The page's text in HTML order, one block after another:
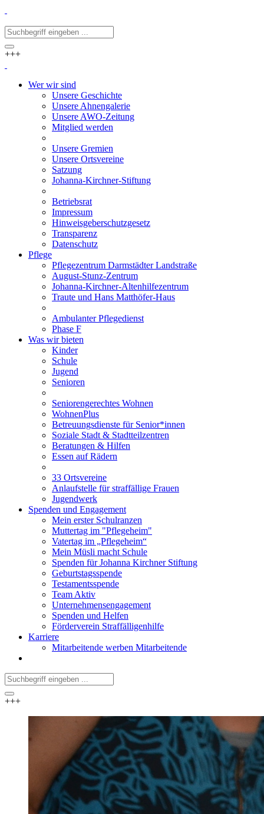
+++
Wer wir sind
Unsere Geschichte
Unsere Ahnengalerie
Unsere AWO-Zeitung
Mitglied werden
Unsere Gremien
Unsere Ortsvereine
Satzung
Johanna-Kirchner-Stiftung
Betriebsrat
Impressum
Hinweisgeberschutzgesetz
Transparenz
Datenschutz
Pflege
Pflegezentrum Darmstädter Landstraße
August-Stunz-Zentrum
Johanna-Kirchner-Altenhilfezentrum
Traute und Hans Matthöfer-Haus
Ambulanter Pflegedienst
Phase F
Was wir bieten
Kinder
Schule
Jugend
Senioren
Seniorengerechtes Wohnen
WohnenPlus
Betreuungsdienste für Senior*innen
Soziale Stadt & Stadtteilzentren
Beratungen & Hilfen
Essen auf Rädern
33 Ortsvereine
Anlaufstelle für straffällige Frauen
Jugendwerk
Spenden und Engagement
Mein erster Schulranzen
Muttertag im "Pflegeheim"
Vatertag im „Pflegeheim“
Mein Müsli macht Schule
Spenden für Johanna Kirchner Stiftung
Geburtstagsspende
Testamentsspende
Team Aktiv
Unternehmensengagement
Spenden und Helfen
Förderverein Straffälligenhilfe
Karriere
Mitarbeitende werben Mitarbeitende
+++